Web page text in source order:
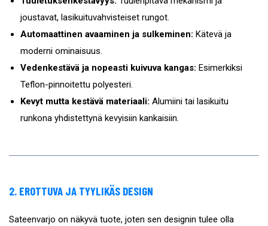
joustavat, lasikuituvahvisteiset rungot.
Automaattinen avaaminen ja sulkeminen: Kätevä ja
moderni ominaisuus.
Vedenkestävä ja nopeasti kuivuva kangas: Esimerkiksi
Teflon-pinnoitettu polyesteri.
Kevyt mutta kestävä materiaali: Alumiini tai lasikuitu
runkona yhdistettynä kevyisiin kankaisiin.
2. EROTTUVA JA TYYLIKÄS DESIGN
Sateenvarjo on näkyvä tuote, joten sen designin tulee olla